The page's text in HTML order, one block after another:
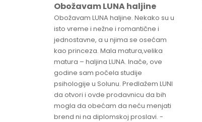
Obožavam LUNA haljine
Obožavam LUNA haljine. Nekako su u
isto vreme i nežne i romantične i
jednostavne, a u njima se osećam
kao princeza. Mala matura,velika
matura – haljina LUNA. Inače, ove
godine sam počela studije
psihologije u Solunu. Predlažem LUNI
da otvori i ovde prodavnicu da bih
mogla da obećam da neću menjati
brend ni na diplomskoj proslavi. -